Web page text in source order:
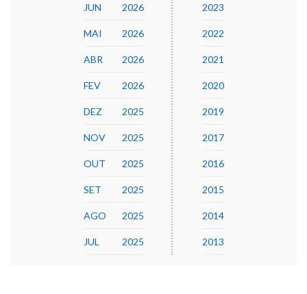
JUN 2026
MAI 2026
ABR 2026
FEV 2026
DEZ 2025
NOV 2025
OUT 2025
SET 2025
AGO 2025
JUL 2025
2023
2022
2021
2020
2019
2017
2016
2015
2014
2013